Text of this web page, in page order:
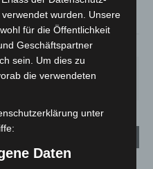
s 36%
wurden. Unsere
für die Öffentlichkeit
Geschäftspartner
sein. Um dies zu
die verwendeten
unter
Daten